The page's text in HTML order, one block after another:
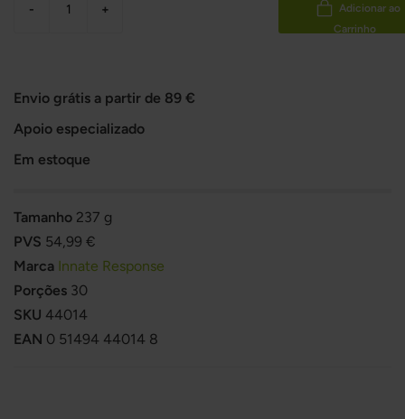
- +
Adicionar ao
Carrinho
Envio grátis a partir de 89 €
Apoio especializado
Em estoque
Tamanho 237 g
PVS 54,99 €
Marca Innate Response
Porções 30
SKU 44014
EAN 0 51494 44014 8